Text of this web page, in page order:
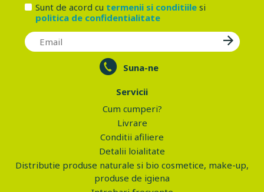
Sunt de acord cu termenii si conditiilesi
politica de confidentialitate
Suna-ne
Servicii
Cum cumperi?
Livrare
Conditii afiliere
Detalii loialitate
Distributie produse naturale si bio cosmetice, make-up,
produse de igiena